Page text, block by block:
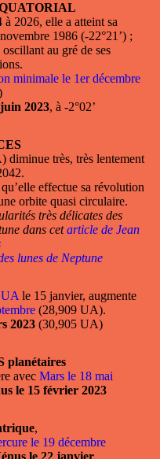
à 2026, elle a atteint sa
1986 (-22°21’) ;
au gré de ses
minimale le 1er décembre
2023, à -2°02’
très, très lentement
effectue sa révolution
orbite quasi circulaire.
très délicates des
dans cetarticle de Jean
lunes de Neptune
UA le 15 janvier, augmente
(28,909 UA).
2023 (30,905 UA)
planétaires
avec Mars le 18 mai
le 15 février 2023
,
le 19 décembre